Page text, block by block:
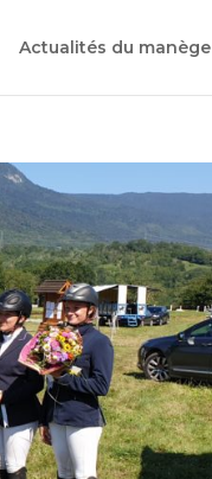
Actualités du manège